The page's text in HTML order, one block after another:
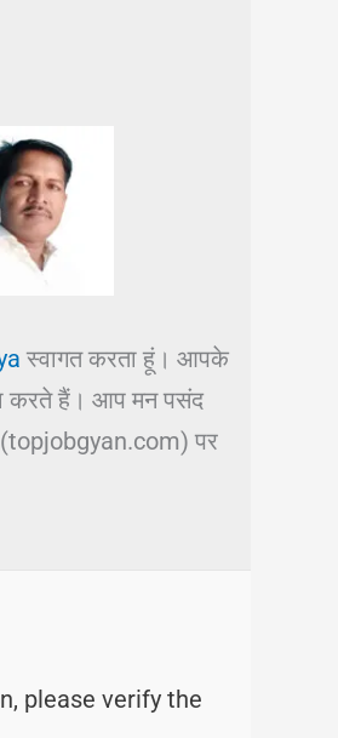
स्वागत करता हूं। आपके
करते हैं। आप मन पसंद
पर
please verify the